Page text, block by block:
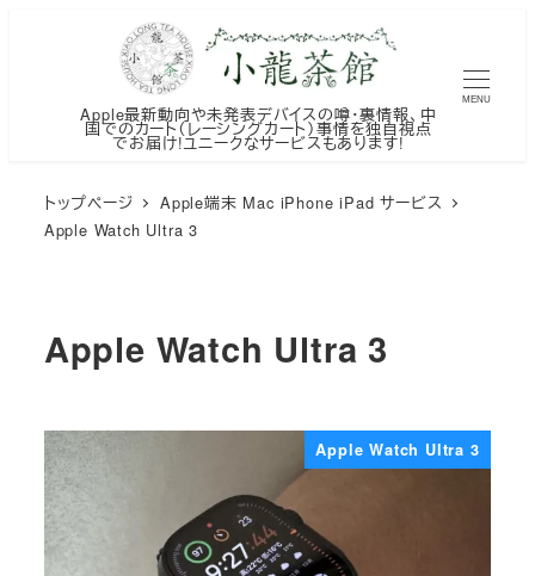
Apple最新動向や未発表デバイスの噂・裏情報、中
国でのカート（レーシングカート）事情を独自視点
でお届け!ユニークなサービスもあります!
MENU
トップページ
Apple端末 Mac iPhone iPad サービス
Apple Watch Ultra 3
Apple Watch Ultra 3
Apple Watch Ultra 3